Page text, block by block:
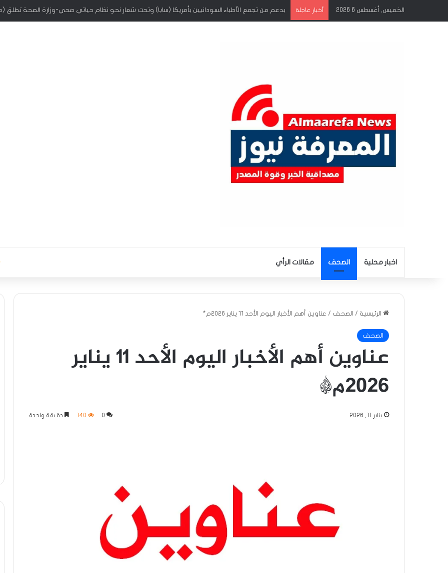
الخميس, أغسطس 6 2026 أخبار عاجلة
اخبار محلية الصحف مقالات الرأي
الرئيسية / الصحف / عناوين أهم الأخبار اليوم الأحد ١١ يناير ٢٠٢٦م*
الصحف
عناوين أهم الأخبار اليوم الأحد ١١ يناير
٢٠٢٦م*
يناير 11, 2026 0
140 دقيقة واحدة